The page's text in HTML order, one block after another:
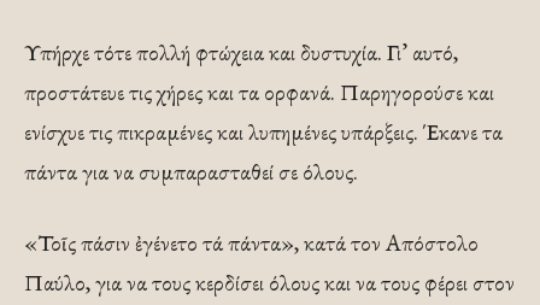
Υπήρχε τότε πολλή φτώχεια και δυστυχία. Γι’ αυτό,
προστάτευε τις χήρες και τα ορφανά. Παρηγορούσε και
ενίσχυε τις πικραμένες και λυπημένες υπάρξεις. Έκανε τα
πάντα για να συμπαρασταθεί σε όλους.
«Τοῖς πάσιν ἐγένετο τά πάντα», κατά τον Απόστολο
Παύλο, για να τους κερδίσει όλους και να τους φέρει στον